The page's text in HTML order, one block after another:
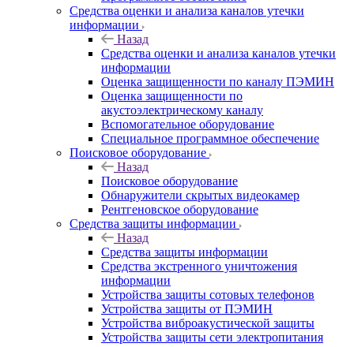
Средства оценки и анализа каналов утечки
информации
Назад
Средства оценки и анализа каналов утечки
информации
Оценка защищенности по каналу ПЭМИН
Оценка защищенности по
акустоэлектрическому каналу
Вспомогательное оборудование
Специальное программное обеспечение
Поисковое оборудование
Назад
Поисковое оборудование
Обнаружители скрытых видеокамер
Рентгеновское оборудование
Средства защиты информации
Назад
Средства защиты информации
Средства экстренного уничтожения
информации
Устройства защиты сотовых телефонов
Устройства защиты от ПЭМИН
Устройства виброакустической защиты
Устройства защиты сети электропитания